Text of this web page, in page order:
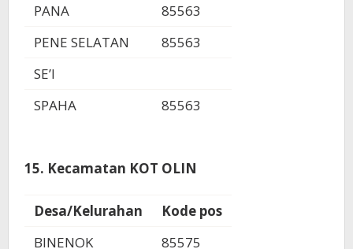
PANA
85563
PENE SELATAN
85563
SE’I
SPAHA
85563
15. Kecamatan KOT OLIN
Desa/Kelurahan
Kode pos
BINENOK
85575